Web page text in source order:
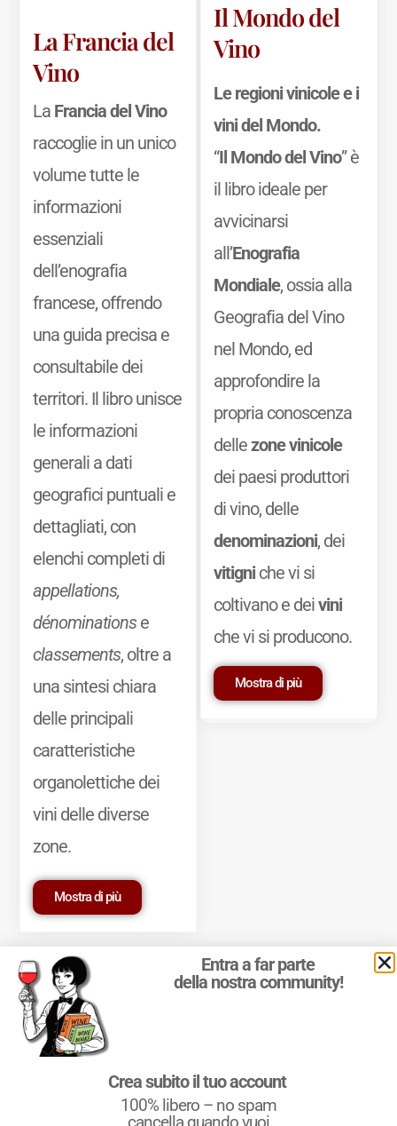
La Francia del
Vino
La Francia del Vino
raccoglie in un unico
volume tutte le
informazioni
essenziali
dell’enografia
francese, offrendo
una guida precisa e
consultabile dei
territori. Il libro unisce
le informazioni
generali a dati
geografici puntuali e
dettagliati, con
elenchi completi di
appellations,
dénominationse
classements, oltre a
una sintesi chiara
delle principali
caratteristiche
organolettiche dei
vini delle diverse
zone.
Mostra di più
Il Mondo del
Vino
Le regioni vinicole e i
vini del Mondo.
“Il Mondo del Vino” è
il libro ideale per
avvicinarsi
all’Enografia
Mondiale, ossia alla
Geografia del Vino
nel Mondo, ed
approfondire la
propria conoscenza
dellezone vinicole
dei paesi produttori
di vino, delle
denominazioni, dei
vitigniche vi si
coltivano e deivini
che vi si producono.
Mostra di più
Marchio Reg. | P.IVA 03921390245
Condizioni d'uso|Privacy Policy|Cookie Policy
cookie
Entra a far parte
della nostra community!
Crea subito il tuo account
100% libero – no spam
cancella quando vuoi